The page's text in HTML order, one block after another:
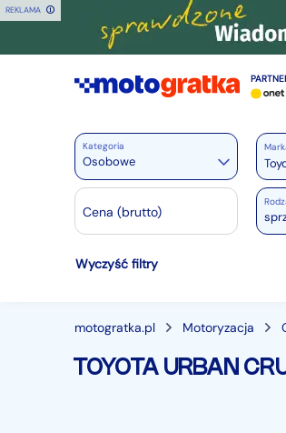
REKLAMA
Kategoria
Osobowe
Motoryzacja
Osobowe
Dostawcze 3540
Autobusy
Cena (brutto)
Wyczyść filtry
motogratka.pl Motoryzacja
TOYOTA URBAN